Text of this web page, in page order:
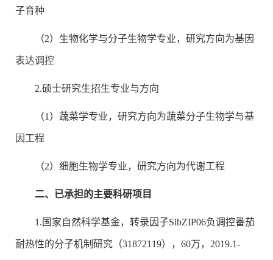
子育种
（2）生物化学与分子生物学专业，研究方向为基因
表达调控
2.硕士研究生招生专业与方向
（1）蔬菜学专业，研究方向为蔬菜分子生物学与基
因工程
（2）细胞生物学专业，研究方向为代谢工程
二、已承担的主要科研项目
1.国家自然科学基金，转录因子SlbZIP06负调控番茄
耐热性的分子机制研究（31872119），60万，2019.1-